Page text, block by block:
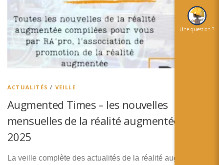
ACTUALITÉS / VEILLE
Augmented Times – les nouvelles
mensuelles de la réalité augmentée – Avril
2025
La veille complète des actualités de la réalité augmentée
Une question ?